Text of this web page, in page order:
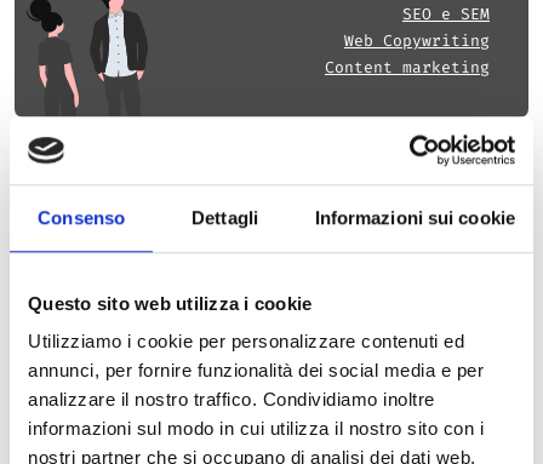
Consenso Dettagli Informazioni sui cookie
Questo sito web utilizza i cookie
Utilizziamo i cookie per personalizzare contenuti ed
annunci, per fornire funzionalità dei social media e per
analizzare il nostro traffico. Condividiamo inoltre
informazioni sul modo in cui utilizza il nostro sito con i
nostri partner che si occupano di analisi dei dati web,
SEO e SEM
Web Copywriting
Content marketing
Engine Marketing (SEM) alla SEO (Search Engine Optimization), alla
SEA (Search Engine Advertising), al Web Copywriting e Content
Marketing.
Aiutiamo i nostri clienti che vogliono sfruttare i canali della rete per
marketing in modo nuovo ed efficace.